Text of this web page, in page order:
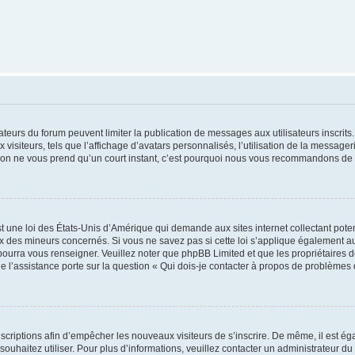
du forum peuvent limiter la publication de messages aux utilisateurs
tels que l’affichage d’avatars personnalisés, l’utilisation de la
ne vous prend qu’un court instant, c’est pourquoi nous vous recommandons
une loi des États-Unis d’Amérique qui demande aux sites internet collectant
mineurs concernés. Si vous ne savez pas si cette loi s’applique également
vous renseigner. Veuillez noter que phpBB Limited et que les propriétaires
porte sur la question « Qui dois-je contacter à propos de problèmes
afin d’empêcher les nouveaux visiteurs de s’inscrire. De même, il est
utiliser. Pour plus d’informations, veuillez contacter un administrateur du